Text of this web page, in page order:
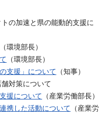
の加速と県の能動的支援に
（環境部長）
（環境部長）
支援」について （知事）
対策について
援について （産業労働部長）
携した活動について （産業労